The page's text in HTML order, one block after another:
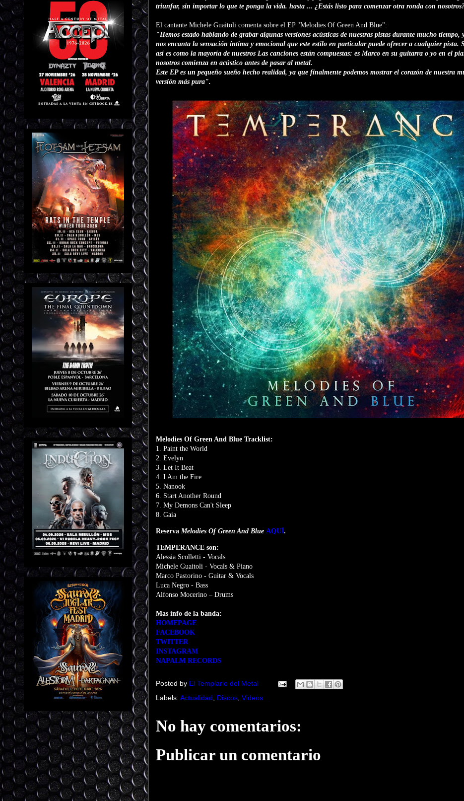
triunfar, sin importar lo que te ponga la vida. hasta ... ¿Estás listo para comenzar otra ronda con
El cantante Michele Guaitoli comenta sobre el EP "Melodies Of Green And Blue":
"Hemos estado hablando de grabar algunas versiones acústicas de nuestras pistas durante mucho tiempo,
nos encanta la sensación íntima y emocional que este estilo en particular puede ofrecer a cualquier pista.
así es como la mayoría de nuestros Las canciones están compuestas: es Marco en su guitarra o yo en el
nosotros comienza en acústico antes de pasar al metal.
Este EP es un pequeño sueño hecho realidad, ya que finalmente podemos mostrar el corazón de nuestra
versión más pura".
Melodies Of Green And Blue Tracklist:
1. Paint the World
2. Evelyn
3. Let It Beat
4. I Am the Fire
5. Nanook
6. Start Another Round
7. My Demons Can't Sleep
8. Gaia
Reserva Melodies Of Green And Blue AQUÍ.
TEMPERANCE son:
Alessia Scolletti - Vocals
Michele Guaitoli - Vocals & Piano
Marco Pastorino - Guitar & Vocals
Luca Negro - Bass
Alfonso Mocerino – Drums
Mas info de la banda:
HOMEPAGE
FACEBOOK
TWITTER
INSTAGRAM
NAPALM RECORDS
Posted by El Templario del Metal
Labels: Actualidad Discos Videos
No hay comentarios:
Publicar un comentario